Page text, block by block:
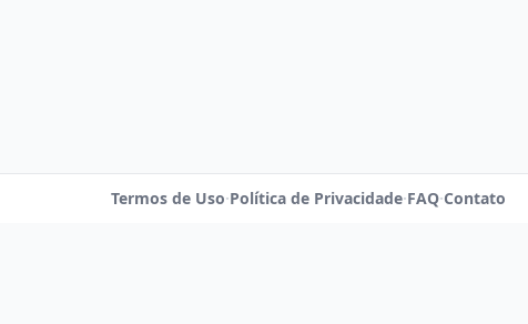
Termos de Uso·Política de Privacidade·FAQ·Contato